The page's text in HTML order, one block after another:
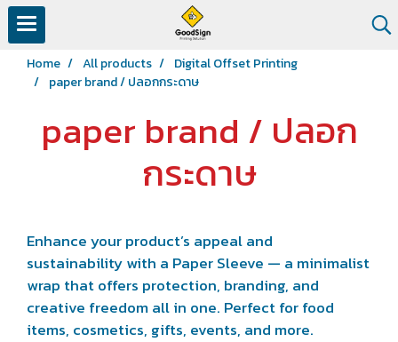
Home All products
Digital Offset Printing
paper brand / ปลอกกระดาษ
paper brand / ปลอก
กระดาษ
Enhance your product’s appeal and
sustainability with a Paper Sleeve — a minimalist
wrap that offers protection, branding, and
creative freedom all in one. Perfect for food
items, cosmetics, gifts, events, and more.